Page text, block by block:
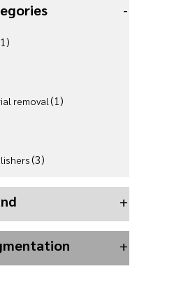
-
removal (1)
(3)
+
+